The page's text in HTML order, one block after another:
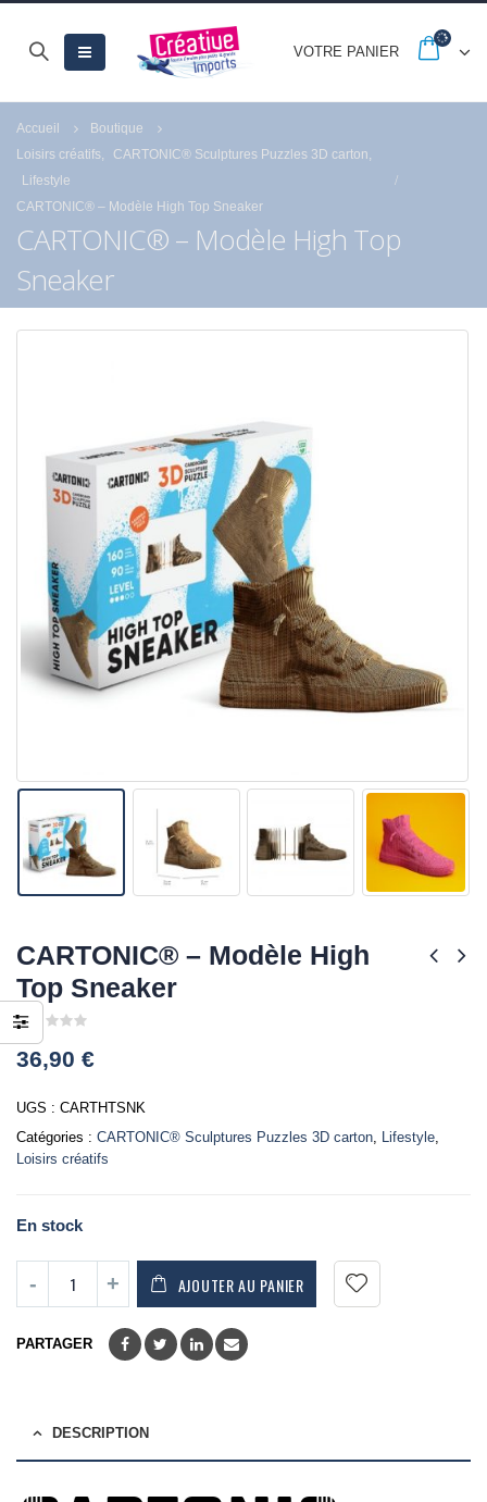
VOTRE PANIER
Accueil
Boutique
Loisirs créatifs
CARTONIC® Sculptures Puzzles 3D carton
Lifestyle
CARTONIC® – Modèle High Top Sneaker
CARTONIC® – Modèle High Top
Sneaker
CARTONIC® – Modèle High
Top Sneaker
0
out
of
36,90 €
UGS : CARTHTSNK
Catégories : CARTONIC® Sculptures Puzzles 3D carton Lifestyle
Loisirs créatifs
En stock
AJOUTER AU PANIER
PARTAGER
DESCRIPTION